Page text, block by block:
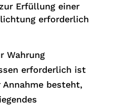
Erfüllung einer
erforderlich
Wahrung
erforderlich ist
besteht,